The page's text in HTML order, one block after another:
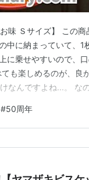
味 Ｓサイズ】 この商
に納まっていて、1
に乗せやすいので、
も楽しめるのが、良
なんですよね...。 な
いろな食べ方が楽し
#50周年